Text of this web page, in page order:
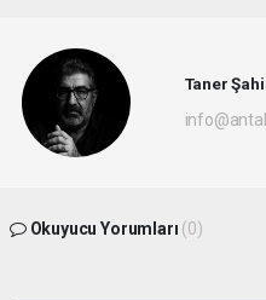
Taner
Okuyucu Yorumları (0)